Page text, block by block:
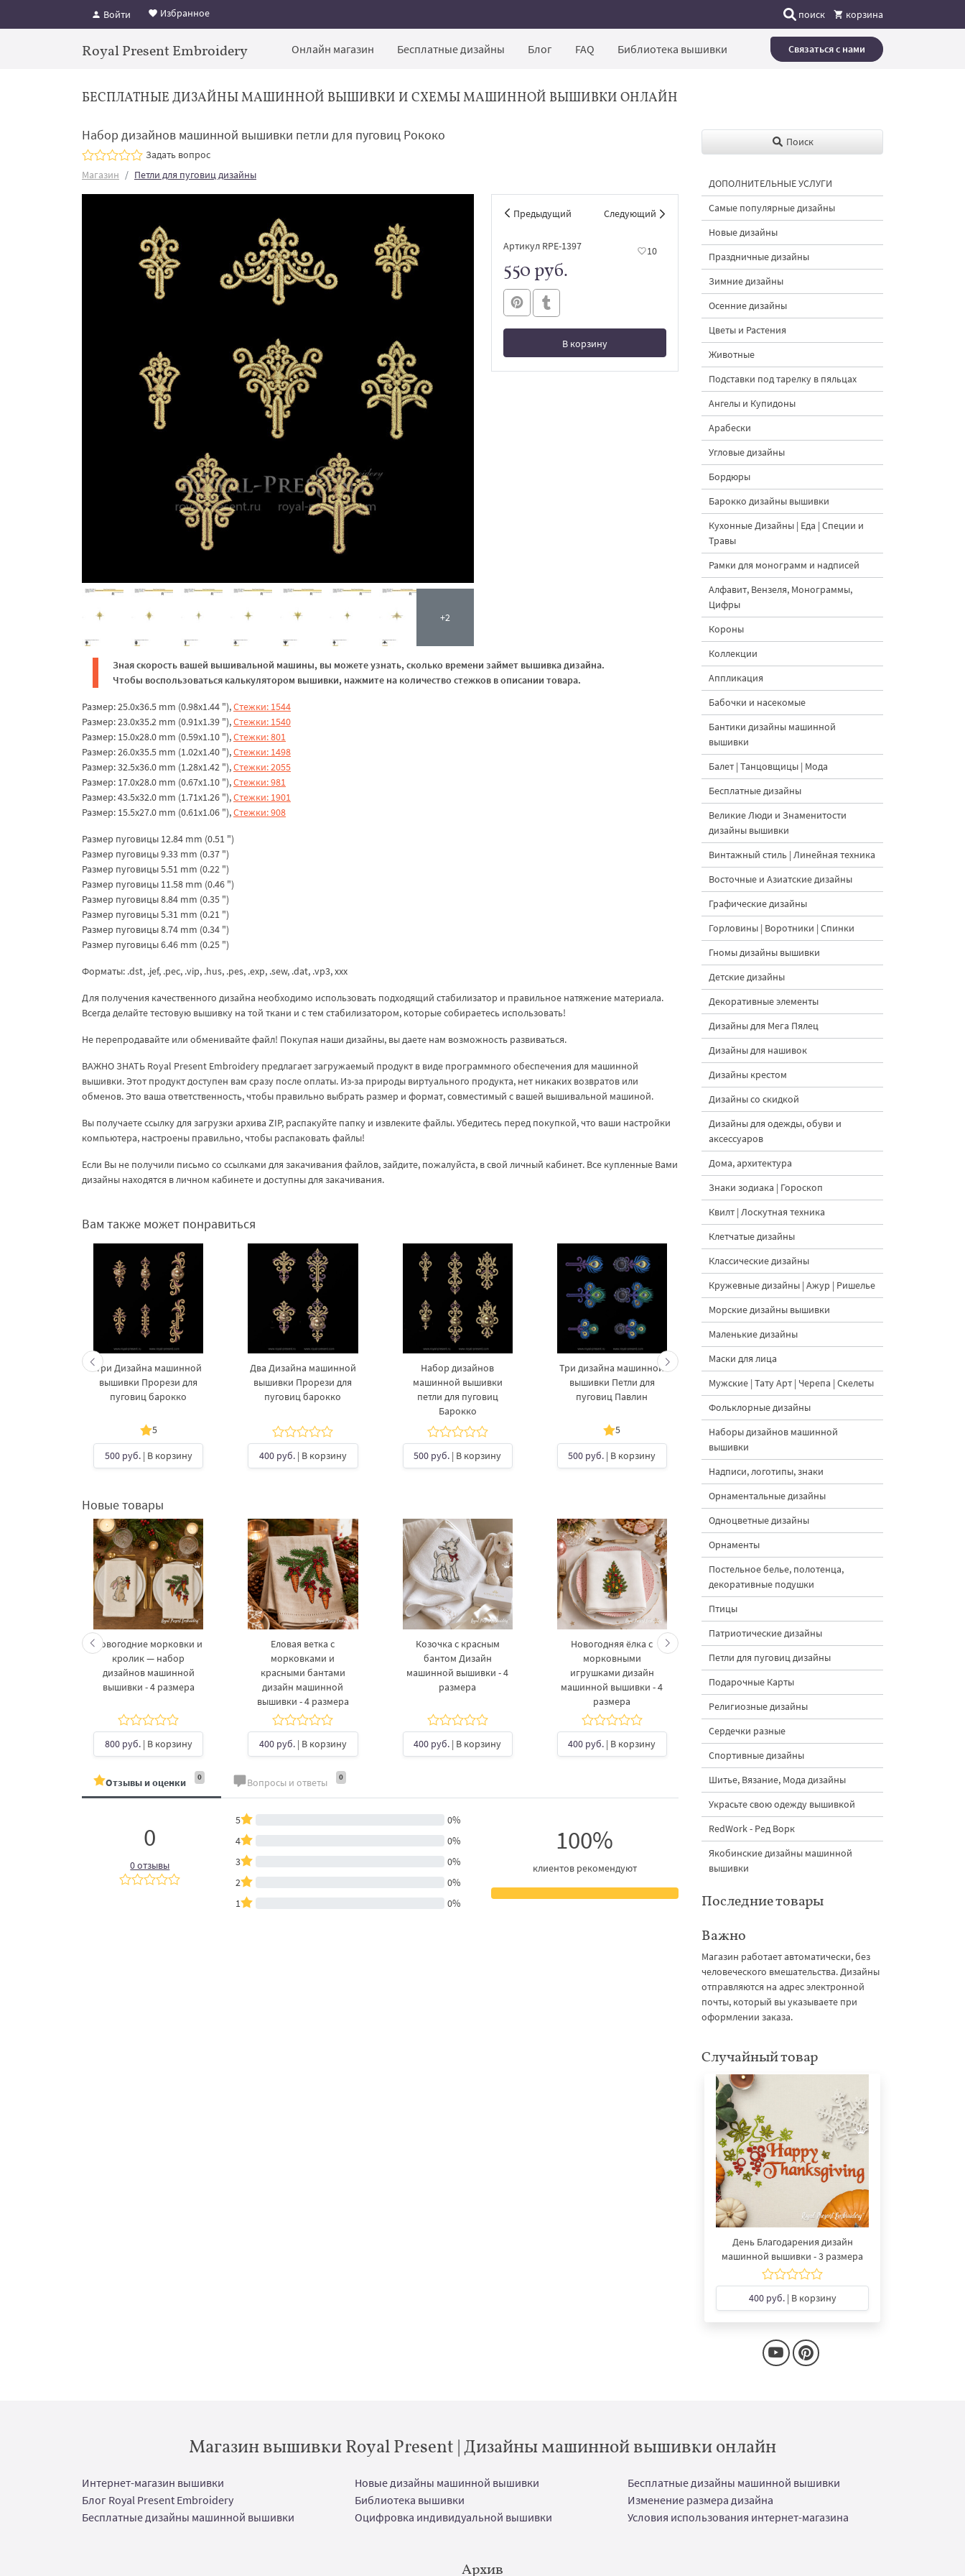
Войти Избранное поиск корзина
Royal Present Embroidery Онлайн магазин Бесплатные дизайны Блог FAQ Библиотека вышивки Связаться с нами
БЕСПЛАТНЫЕ ДИЗАЙНЫ МАШИННОЙ ВЫШИВКИ И СХЕМЫ МАШИННОЙ ВЫШИВКИ ОНЛАЙН
Набор дизайнов машинной вышивки петли для пуговиц Рококо
Задать вопрос
Магазин
Петли для пуговиц дизайны
+2
Предыдущий Следующий
Артикул RPE-1397 10
550 руб.
В корзину
В корзине
Зная скорость вашей вышивальной машины, вы можете узнать, сколько времени займет вышивка дизайна.
Чтобы воспользоваться калькулятором вышивки, нажмите на количество стежков в описании товара.
Размер: 25.0x36.5 mm (0.98x1.44 "),Стежки: 1544
Размер: 23.0x35.2 mm (0.91x1.39 "),Стежки: 1540
Размер: 15.0x28.0 mm (0.59x1.10 "),Стежки: 801
Размер: 26.0x35.5 mm (1.02x1.40 "),Стежки: 1498
Размер: 32.5x36.0 mm (1.28x1.42 "),Стежки: 2055
Размер: 17.0x28.0 mm (0.67x1.10 "),Стежки: 981
Размер: 43.5x32.0 mm (1.71x1.26 "),Стежки: 1901
Размер: 15.5x27.0 mm (0.61x1.06 "),Стежки: 908
Размер пуговицы 12.84 mm (0.51 ")
Размер пуговицы 9.33 mm (0.37 ")
Размер пуговицы 5.51 mm (0.22 ")
Размер пуговицы 11.58 mm (0.46 ")
Размер пуговицы 8.84 mm (0.35 ")
Размер пуговицы 5.31 mm (0.21 ")
Размер пуговицы 8.74 mm (0.34 ")
Размер пуговицы 6.46 mm (0.25 ")
Форматы: .dst, .jef, .pec, .vip, .hus, .pes, .exp, .sew, .dat, .vp3, xxx
Для получения качественного дизайна необходимо использовать подходящий стабилизатор и правильное натяжение материала.
Всегда делайте тестовую вышивку на той ткани и с тем стабилизатором, которые собираетесь использовать!
Не перепродавайте или обменивайте файл! Покупая наши дизайны, вы даете нам возможность развиваться.
ВАЖНО ЗНАТЬ Royal Present Embroidery предлагает загружаемый продукт в виде программного обеспечения для машинной
вышивки. Этот продукт доступен вам сразу после оплаты. Из-за природы виртуального продукта, нет никаких возвратов или
обменов. Это ваша ответственность, чтобы правильно выбрать размер и формат, совместимый с вашей вышивальной машиной.
Вы получаете ссылку для загрузки архива ZIP, распакуйте папку и извлеките файлы. Убедитесь перед покупкой, что ваши настройки
компьютера, настроены правильно, чтобы распаковать файлы!
Если Вы не получили письмо со ссылками для закачивания файлов, зайдите, пожалуйста, в свой личный кабинет. Все купленные Вами
дизайны находятся в личном кабинете и доступны для закачивания.
Вам также может понравиться
Три Дизайна машинной
вышивки Прорези для
пуговиц барокко
5
500 руб.| В корзину
Два Дизайна машинной
вышивки Прорези для
пуговиц барокко
400 руб.| В корзину
Набор дизайнов
машинной вышивки
петли для пуговиц
Барокко
500 руб. | В корзину
Три дизайна машинной
вышивки Петли для
пуговиц Павлин
5
500 руб. | В корзину
Набор дизайнов
вышивки Петли для
пуговиц Золотой
Павлин
Новые товары
Новогодние морковки и
кролик — набор
дизайнов машинной
вышивки - 4 размера
800 руб.| В корзину
Еловая ветка с
морковками и
красными бантами
дизайн машинной
вышивки - 4 размера
400 руб.| В корзину
Козочка с красным
бантом Дизайн
машинной вышивки - 4
размера
400 руб. | В корзину
Новогодняя ёлка с
морковными
игрушками дизайн
машинной вышивки - 4
размера
400 руб. | В корзину
Кролик украшает ёлку
морковками дизайн
машинной вышивки - 3
размера
500 руб.| В корзину
Новогодний зайчик
подвесками на елке
500 руб.
Отзывы и оценки 0 Вопросы и ответы 0
0
0 отзывы
5
0%
4
0%
3
0%
2
0%
1
0%
100%
клиентов рекомендуют
Поиск
ДОПОЛНИТЕЛЬНЫЕ УСЛУГИ
Самые популярные дизайны
Новые дизайны
Праздничные дизайны
Зимние дизайны
Осенние дизайны
Цветы и Растения
Животные
Подставки под тарелку в пяльцах
Ангелы и Купидоны
Арабески
Угловые дизайны
Бордюры
Барокко дизайны вышивки
Кухонные Дизайны | Еда | Специи и
Травы
Рамки для монограмм и надписей
Алфавит, Вензеля, Монограммы,
Цифры
Короны
Коллекции
Аппликация
Бабочки и насекомые
Бантики дизайны машинной
вышивки
Балет | Танцовщицы | Мода
Бесплатные дизайны
Великие Люди и Знаменитости
дизайны вышивки
Винтажный стиль | Линейная техника
Восточные и Азиатские дизайны
Графические дизайны
Горловины | Воротники | Спинки
Гномы дизайны вышивки
Детские дизайны
Декоративные элементы
Дизайны для Мега Пялец
Дизайны для нашивок
Дизайны крестом
Дизайны со скидкой
Дизайны для одежды, обуви и
аксессуаров
Дома, архитектура
Знаки зодиака | Гороскоп
Квилт | Лоскутная техника
Клетчатые дизайны
Классические дизайны
Кружевные дизайны | Ажур | Ришелье
Морские дизайны вышивки
Маленькие дизайны
Маски для лица
Мужские | Тату Арт | Черепа | Скелеты
Фольклорные дизайны
Наборы дизайнов машинной
вышивки
Надписи, логотипы, знаки
Орнаментальные дизайны
Одноцветные дизайны
Орнаменты
Постельное белье, полотенца,
декоративные подушки
Птицы
Патриотические дизайны
Петли для пуговиц дизайны
Подарочные Карты
Религиозные дизайны
Сердечки разные
Спортивные дизайны
Шитье, Вязание, Мода дизайны
Украсьте свою одежду вышивкой
RedWork - Ред Ворк
Якобинские дизайны машинной
вышивки
Последние товары
Важно
Магазин работает автоматически, без
человеческого вмешательства. Дизайны
отправляются на адрес электронной
почты, который вы указываете при
оформлении заказа.
Случайный товар
День Благодарения дизайн
машинной вышивки - 3 размера
400 руб.| В корзину
Магазин вышивки Royal Present | Дизайны машинной вышивки онлайн
Интернет-магазин вышивки Новые дизайны машинной вышивки
Бесплатные дизайны машинной вышивки
Блог Royal Present Embroidery
Библиотека вышивки
Изменение размера дизайна
Бесплатные дизайны машинной вышивки
Оцифровка индивидуальной вышивки Условия использования интернет-магазина
Архив